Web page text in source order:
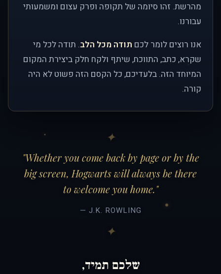
מהרשת. זהו סיומה של תקופה ופרק עצום ומשמעותי
עבורנו.
אנו רוצים לומר לכם תודה מכל הלב. תודה לכל מי
שקרא, כתב, התווכח, שיתף ולקח חלק ביצירת המקום
המיוחד הזה. בלעדיכם, כל הקסם הזה פשוט לא היה
קורה.
"Whether you come back by page or by the
big screen, Hogwarts will always be there
to welcome you home."
— J.K. ROWLING
שלכם תמיד,